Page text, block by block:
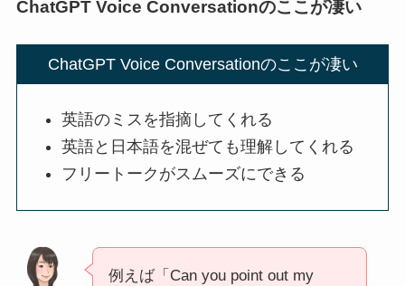
ChatGPT Voice Conversationのここが凄い
ChatGPT Voice Conversationのここが凄い
英語のミスを指摘してくれる
英語と日本語を混ぜても理解してくれる
フリートークがスムーズにできる
例えば「Can you point out my